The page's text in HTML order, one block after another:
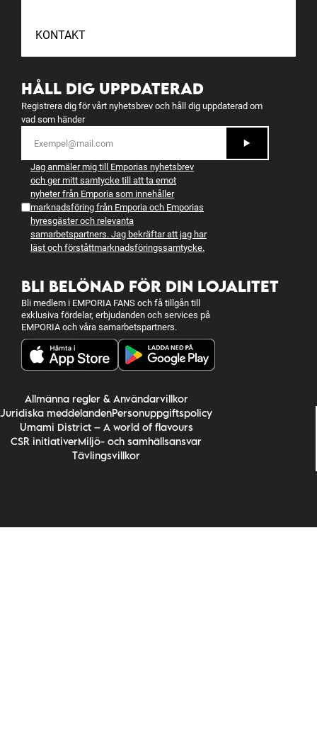
KONTAKT
HÅLL DIG UPPDATERAD
Registrera dig för vårt nyhetsbrev och håll dig uppdaterad om
vad som händer
Jag anmäler mig till Emporias nyhetsbrev
och ger mitt samtycke till att ta emot
nyheter från Emporia som innehåller
marknadsföring från Emporia och Emporias
hyresgäster och relevanta
samarbetspartners. Jag bekräftar att jag har
läst och förståttmarknadsföringssamtycke.
BLI BELÖNAD FÖR DIN LOJALITET
Bli medlem i EMPORIA FANS och få tillgån till
exklusiva fördelar, erbjudanden och services på
EMPORIA och våra samarbetspartners.
Allmänna regler & Användarvillkor
Juridiska meddelandenPersonuppgiftspolicy
Umami District – A world of flavours
CSR initiativerMiljö- och samhällsansvar
Tävlingsvillkor